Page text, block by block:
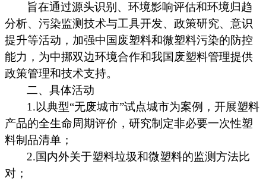
旨在通过源头识别、环境影响评估和环境归趋
分析、污染监测技术与工具开发、政策研究、意识
提升等活动，加强中国废塑料和微塑料污染的防控
能力，为中挪双边环境合作和我国废塑料管理提供
政策管理和技术支持。
二、具体活动
1.以典型“无废城市”试点城市为案例，开展塑料
产品的全生命周期评价，研究制定非必要一次性塑
料制品清单；
2.国内外关于塑料垃圾和微塑料的监测方法比
对；